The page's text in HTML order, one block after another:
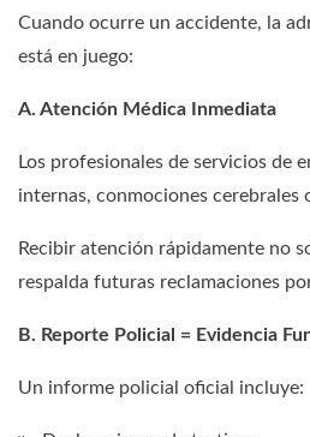
Cuando ocurre un accidente, la
está en juego:
A. Atención Médica Inmediata
Los profesionales de servicios de
internas, conmociones cerebrales
Recibir atención rápidamente no
respalda futuras reclamaciones
B. Reporte Policial = Evidencia
Un informe policial oficial incluye: